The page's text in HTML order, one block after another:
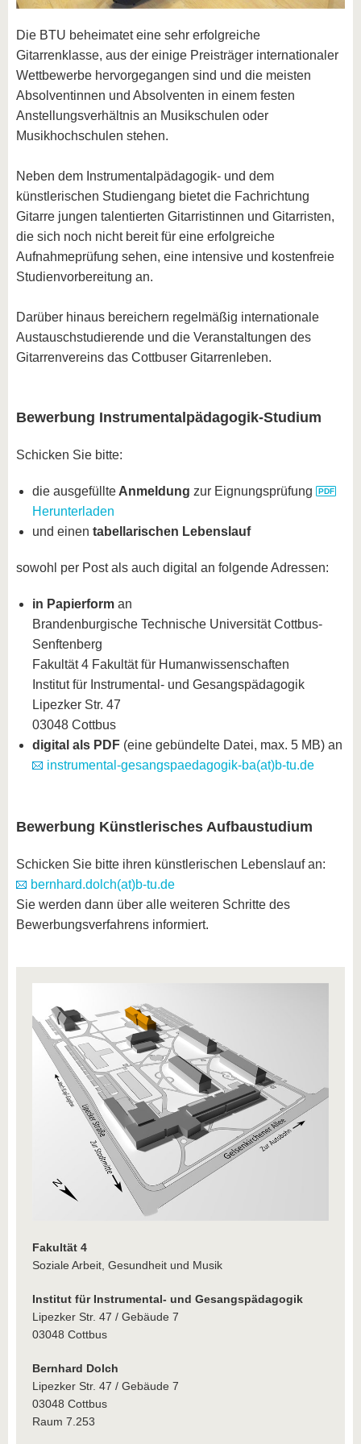
Die BTU beheimatet eine sehr erfolgreiche
Gitarrenklasse, aus der einige Preisträger internationaler
Wettbewerbe hervorgegangen sind und die meisten
Absolventinnen und Absolventen in einem festen
Anstellungsverhältnis an Musikschulen oder
Musikhochschulen stehen.
Neben dem Instrumentalpädagogik- und dem
künstlerischen Studiengang bietet die Fachrichtung
Gitarre jungen talentierten Gitarristinnen und Gitarristen,
die sich noch nicht bereit für eine erfolgreiche
Aufnahmeprüfung sehen, eine intensive und kostenfreie
Studienvorbereitung an.
Darüber hinaus bereichern regelmäßig internationale
Austauschstudierende und die Veranstaltungen des
Gitarrenvereins das Cottbuser Gitarrenleben.
Bewerbung Instrumentalpädagogik-Studium
Schicken Sie bitte:
die ausgefüllte Anmeldung zur Eignungsprüfung
Herunterladen
und einen tabellarischen Lebenslauf
sowohl per Post als auch digital an folgende Adressen:
in Papierform an
Brandenburgische Technische Universität Cottbus-
Senftenberg
Fakultät 4 Fakultät für Humanwissenschaften
Institut für Instrumental- und Gesangspädagogik
Lipezker Str. 47
03048 Cottbus
digital als PDF (eine gebündelte Datei, max. 5 MB) an
instrumental-gesangspaedagogik-ba(at)b-tu.de
Bewerbung Künstlerisches Aufbaustudium
Schicken Sie bitte ihren künstlerischen Lebenslauf an:
bernhard.dolch(at)b-tu.de
Sie werden dann über alle weiteren Schritte des
Bewerbungsverfahrens informiert.
Fakultät 4
Soziale Arbeit, Gesundheit und Musik
Institut für Instrumental- und Gesangspädagogik
Lipezker Str. 47 / Gebäude 7
03048 Cottbus
Bernhard Dolch
Lipezker Str. 47 / Gebäude 7
03048 Cottbus
Raum 7.253